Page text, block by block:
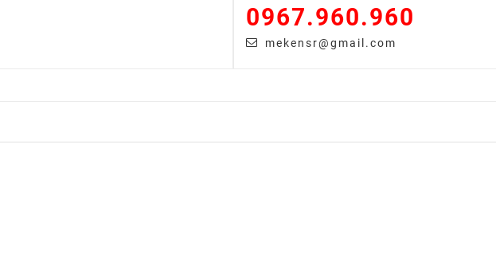
0967.960.960
mekensr@gmail.com